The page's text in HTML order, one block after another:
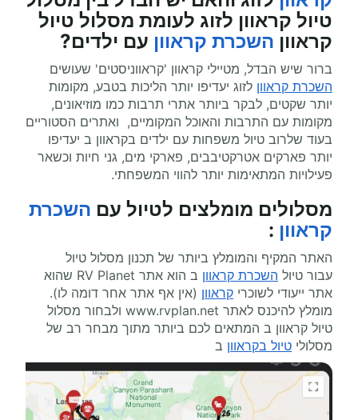
טיול קראוון לזוג לעומת מסלול טיול
קראוון השכרת קראוון עם ילדים?
ברור שיש הבדל, מטיילי קראוון 'קראווניסטים' שעושים
השכרת קראוון לזוג יעדיפו יותר הליכות בטבע, מקומות
יותר שקטים, לבקר ביותר אתרי תרבות כמו מוזיאונים,
מקומות עם התרבות והאוכל המקומיים, ואתרים הסטוריים
בעוד שלרוב טיול משפחות עם ילדים בקראוון ב יעדיפו
יותר פארקים אטרקטיבבים, פארקי מים, גני חיות וכשאר
פעילויות המתאימות יותר להווי המשפחתי.
מסלולים מומלצים לטיול עם השכרת
קראוון :
האתר המקיף והמומלץ ביותר של תכנון מסלול טיול
עבור טיול השכרת קראוון ב הוא אתר RV Planet שהוא
אתר ייעודי לשוכרי קראוון (אין אף אתר אחר דומה לו).
מומלץ להיכנס לאתר www.rvplan.net ולבחור מסלול
טיול קראוון ב המתאים לכם ביותר מתוך מבחר רב של
מסלולי טיול בקראוון ב